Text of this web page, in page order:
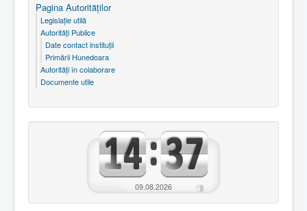
Pagina Autorităţilor
Legislaţie utilă
Autorităţi Publice
Date contact instituţii
Primării Hunedoara
Autorităţi în colaborare
Documente utile
09.08.2026